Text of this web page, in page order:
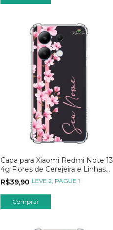
Capa para Xiaomi Redmi Note 13
4g Flores de Cerejeira e Linhas
Rosas
R$39,90 LEVE 2, PAGUE 1
Comprar